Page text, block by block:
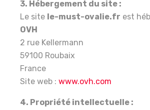
3. Hébergement du site :
Le site le-must-ovalie.fr est
OVH
2 rue Kellermann
59100 Roubaix
France
Site web : www.ovh.com
4. Propriété intellectuelle :